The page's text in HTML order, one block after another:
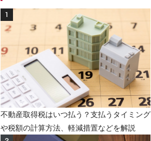
不動産取得税はいつ払う？支払うタイミング
や税額の計算方法、軽減措置などを解説